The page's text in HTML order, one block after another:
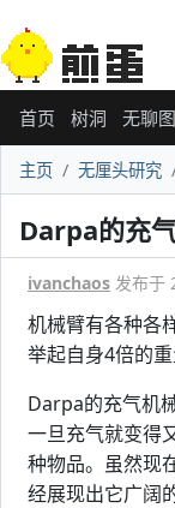
首页 树洞 无聊图
主页 无厘头研究
Darpa的充
ivanchaos 发布于
机械臂有各种各
举起自身4倍的重
Darpa的充气机
一旦充气就变得
种物品。虽然现
经展现出它广阔